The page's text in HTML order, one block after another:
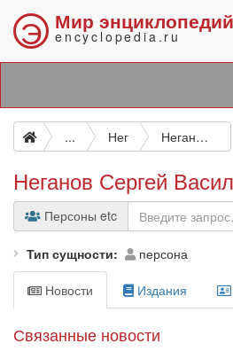
Э Мир энциклопедий
encyclopedia.ru
... Нег Неганов Сергей Васильевич
Неганов Сергей
Персоны etc
Тип сущности персона
Новости Издания
Связанные новости